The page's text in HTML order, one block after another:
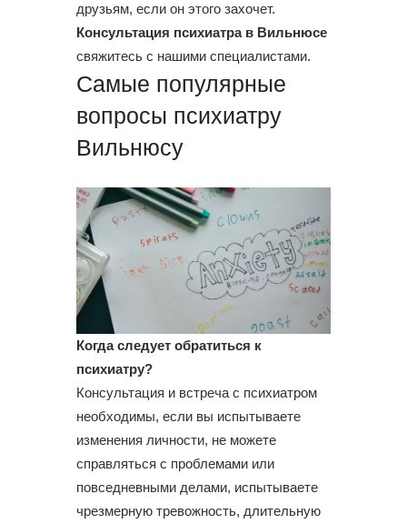
друзьям, если он этого захочет.
Консультация психиатра в Вильнюсе
свяжитесь с нашими специалистами.
Самые популярные
вопросы психиатру
Вильнюсу
Когда следует обратиться к
психиатру?
Консультация и встреча с психиатром
необходимы, если вы испытываете
изменения личности, не можете
справляться с проблемами или
повседневными делами, испытываете
чрезмерную тревожность, длительную